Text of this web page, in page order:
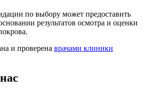
по выбору может предоставить
результатов осмотра и оценки
и проверена врачами клиники